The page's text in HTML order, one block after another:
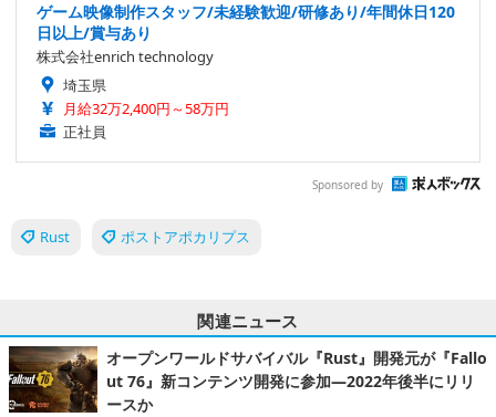
ゲーム映像制作スタッフ/未経験歓迎/研修あり/年間休日120
日以上/賞与あり
株式会社enrich technology
埼玉県
月給32万2,400円～58万円
正社員
Sponsored by
Rust ポストアポカリプス
関連ニュース
オープンワールドサバイバル『Rust』開発元が『Fallo
ut 76』新コンテンツ開発に参加―2022年後半にリリ
ースか